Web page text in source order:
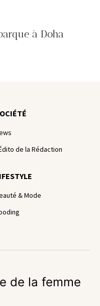
à Doha
de la Rédaction
& Mode
de la femme